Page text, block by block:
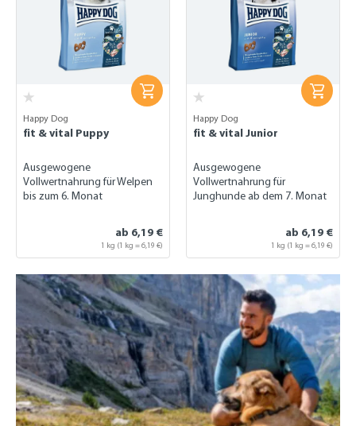
Happy Dog
fit & vital Puppy
Ausgewogene
Vollwertnahrung für Welpen
bis zum 6. Monat
ab 6,19 €
1 kg (1 kg = 6,19 €)
Happy Dog
fit & vital Junior
Ausgewogene
Vollwertnahrung für
Junghunde ab dem 7. Monat
ab 6,19 €
1 kg (1 kg = 6,19 €)